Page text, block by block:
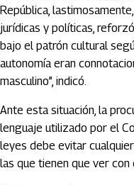
República,
jurídicas y políticas,
bajo el patrón cultural
autonomía eran
masculino”, indicó.
Ante esta situación, la
lenguaje utilizado por el
leyes debe evitar
las que tienen que ver con